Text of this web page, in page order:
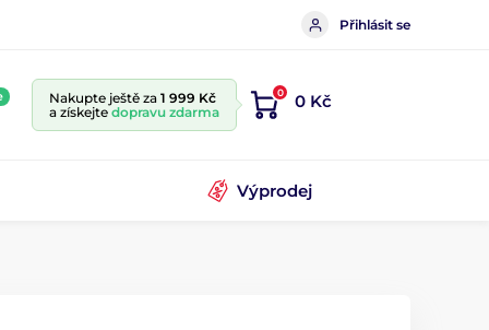
Přihlásit se
Nakupte ještě za 1 999 Kč
a získejte dopravu zdarma
0 0 Kč
Výprodej